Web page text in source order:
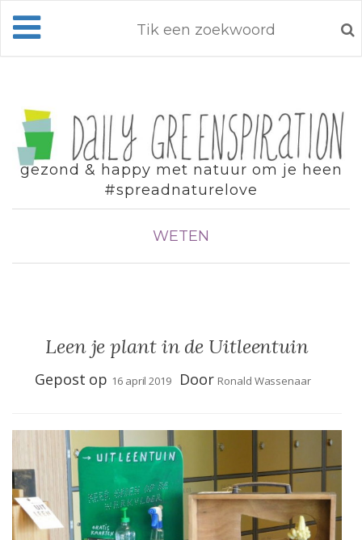
gezond & happy met natuur om je heen
#spreadnaturelove
WETEN
Leen je plant in de Uitleentuin
Gepost op 16 april 2019 Door Ronald Wassenaar